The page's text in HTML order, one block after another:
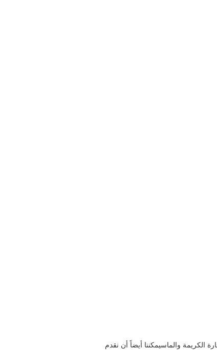
منذ عام 2005 نحن نقدم قطع مجوهرات مصممة من الذهب الأصلي من الذهب 18 كارتالحجارة الكريمة والماسيمكننا أيضاً أن نقدم